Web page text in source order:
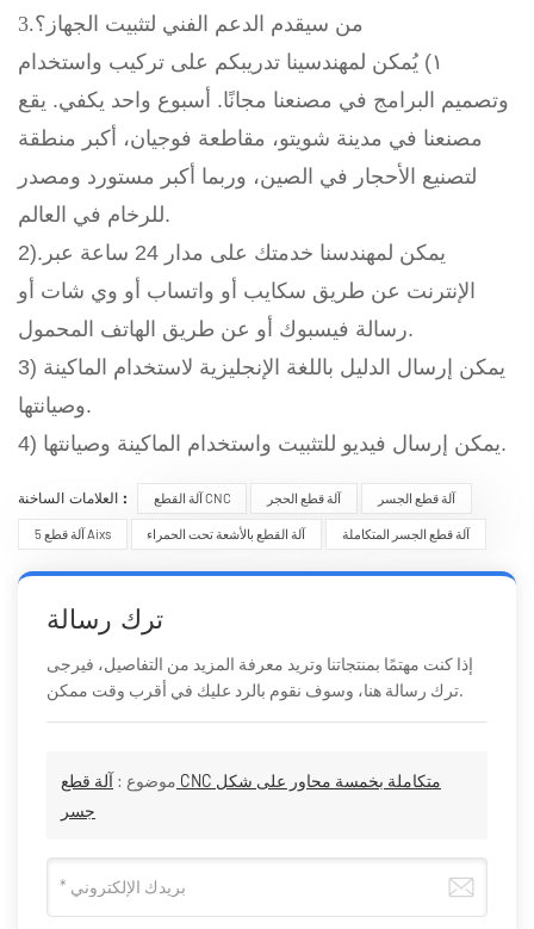
3.من سيقدم الدعم الفني لتثبيت الجهاز؟
١) يُمكن لمهندسينا تدريبكم على تركيب واستخدام
وتصميم البرامج في مصنعنا مجانًا. أسبوع واحد يكفي. يقع
مصنعنا في مدينة شويتو، مقاطعة فوجيان، أكبر منطقة
لتصنيع الأحجار في الصين، وربما أكبر مستورد ومصدر
للرخام في العالم.
2).يمكن لمهندسنا خدمتك على مدار 24 ساعة عبر
الإنترنت عن طريق سكايب أو واتساب أو وي شات أو
رسالة فيسبوك أو عن طريق الهاتف المحمول.
3) يمكن إرسال الدليل باللغة الإنجليزية لاستخدام الماكينة
وصيانتها.
4) يمكن إرسال فيديو للتثبيت واستخدام الماكينة وصيانتها.
العلامات الساخنة : آلة القطع CNC آلة قطع الحجر آلة قطع الجسر
آلة قطع 5 Aixs آلة القطع بالأشعة تحت الحمراء آلة قطع الجسر المتكاملة
ترك رسالة
إذا كنت مهتمًا بمنتجاتنا وتريد معرفة المزيد من التفاصيل، فيرجى
ترك رسالة هنا، وسوف نقوم بالرد عليك في أقرب وقت ممكن.
موضوع : آلة قطع CNC متكاملة بخمسة محاور على شكل
جسر